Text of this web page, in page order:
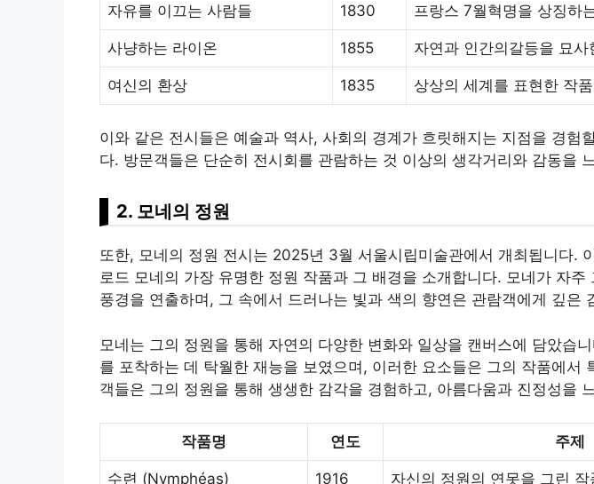
자유를 이끄는 사람들 1830 프랑스 7월혁명을 상징하
사냥하는 라이온 1855 자연과 인간의갈등을 묘사
여신의 환상 1835 상상의 세계를 표현한 작품
이와 같은 전시들은 예술과 역사, 사회의 경계가 흐릿해지는 지점을 경험
다. 방문객들은 단순히 전시회를 관람하는 것 이상의 생각거리와 감동을
2. 모네의 정원
또한, 모네의 정원 전시는 2025년 3월 서울시립미술관에서 개최됩니다.
로드 모네의 가장 유명한 정원 작품과 그 배경을 소개합니다. 모네가 자주
풍경을 연출하며, 그 속에서 드러나는 빛과 색의 향연은 관람객에게 깊은
모네는 그의 정원을 통해 자연의 다양한 변화와 일상을 캔버스에 담았습
를 포착하는 데 탁월한 재능을 보였으며, 이러한 요소들은 그의 작품에서
객들은 그의 정원을 통해 생생한 감각을 경험하고, 아름다움과 진정성을
작품명 연도 주제
수련 (Nymphéas) 1916 자신의 정원의 연못을 그린 작